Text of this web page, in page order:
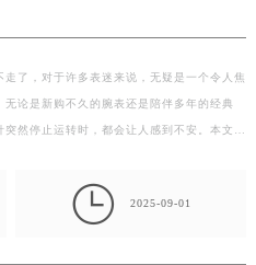
走了，对于许多表迷来说，无疑是一个令人焦
无论是新购不久的腕表还是陪伴多年的经典
突然停止运转时，都会让人感到不安。本文将
 2025-09-01